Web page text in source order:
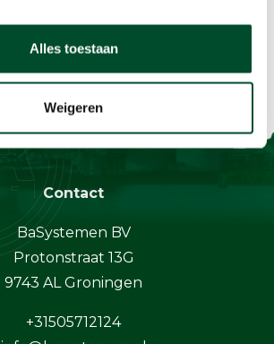
Alles toestaan
Weigeren
Contact
BaSystemen BV
Protonstraat 13G
9743 AL Groningen
+31505712124